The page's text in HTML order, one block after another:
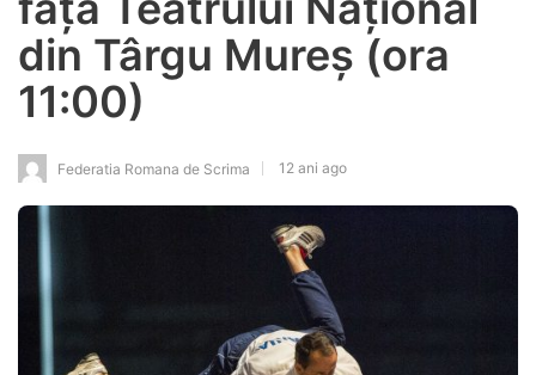
din Târgu Mureș (ora
11:00)
Federatia Romana de Scrima 12 ani ago